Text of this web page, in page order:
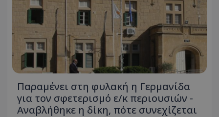
Παραμένει στη φυλακή η Γερμανίδα
για τον σφετερισμό ε/κ περιουσιών -
Αναβλήθηκε η δίκη, πότε συνεχίζεται